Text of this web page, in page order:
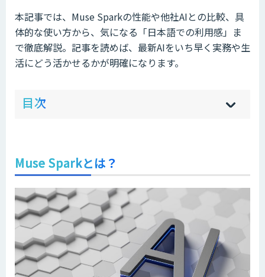
本記事では、Muse Sparkの性能や他社AIとの比較、具
体的な使い方から、気になる「日本語での利用感」ま
で徹底解説。記事を読めば、最新AIをいち早く実務や生
活にどう活かせるかが明確になります。
目次 hi
]
sh
]
Muse Sparkとは？